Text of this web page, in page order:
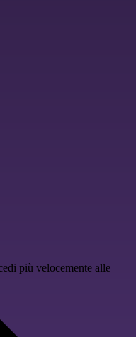
più velocemente alle